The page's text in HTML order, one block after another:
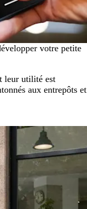
votre petite
leur utilité est
aux entrepôts et